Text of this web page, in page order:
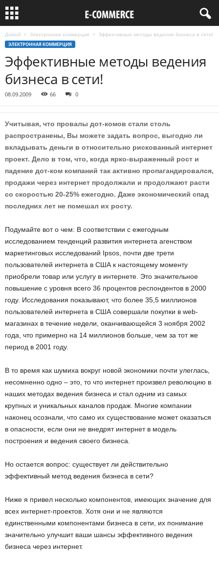
Домой Электронная коммерция Эффективные методы ведения бизнеса в сети!
ЭЛЕКТРОННАЯ КОММЕРЦИЯ
Эффективные методы ведения
бизнеса в сети!
08.09.2009 66 0
Учитывая, что провалы дот-комов стали столь
распространены, Вы можете задать вопрос, выгодно ли
вкладывать деньги в относительно рискованный интернет
проект. Дело в том, что, когда ярко-выраженный рост и
падение дот-ком компаний так активно пропагандировался,
продажи через интернет продолжали и продолжают расти
со скоростью 20-25% ежегодно. Даже экономический спад
последних лет не помешал их росту.
Подумайте вот о чем: В соответствии с ежегодным
исследованием тенденций развития интернета агенством
маркетинговых исследований Ipsos, почти две трети
пользователей интернета в США к настоящему моменту
приобрели товар или услугу в интернете. Это значительное
повышение с уровня всего 36 процентов респондентов в 2000
году. Исследования показывают, что более 35,5 миллионов
пользователей интернета в США совершали покупки в web-
магазинах в течение недели, оканчивающейся 3 ноября 2002
года, что примерно на 14 миллионов больше, чем за тот же
период в 2001 году.
В то время как шумиха вокруг новой экономики почти улеглась,
несомненно одно – это, то что интернет произвел революцию в
наших методах ведения бизнеса и стал одним из самых
крупных и уникальных каналов продаж. Многие компании
наконец осознали, что само их существование может оказаться
в опасности, если они не внедрят интернет в модель
построения и ведения своего бизнеса.
Но остается вопрос: существует ли действительно
эффективный метод ведения бизнеса в сети?
Ниже я привел несколько компонентов, имеющих значение для
всех интернет-проектов. Хотя они и не являются
единственными компонентами бизнеса в сети, их понимание
значительно улучшит ваши шансы эффективного ведения
бизнеса через интернет.